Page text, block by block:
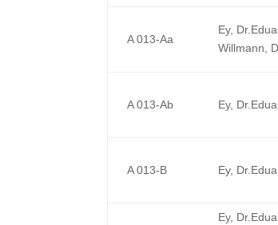
A 013-Aa
Ey,
Willmann,
A 013-Ab Ey,
A 013-B Ey,
Ey,